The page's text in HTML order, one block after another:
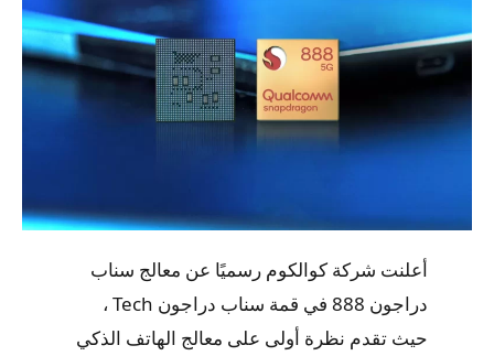
أعلنت شركة كوالكوم رسميًا عن معالج سناب
دراجون 888 في قمة سناب دراجون Tech ،
حيث تقدم نظرة أولى على معالج الهاتف الذكي